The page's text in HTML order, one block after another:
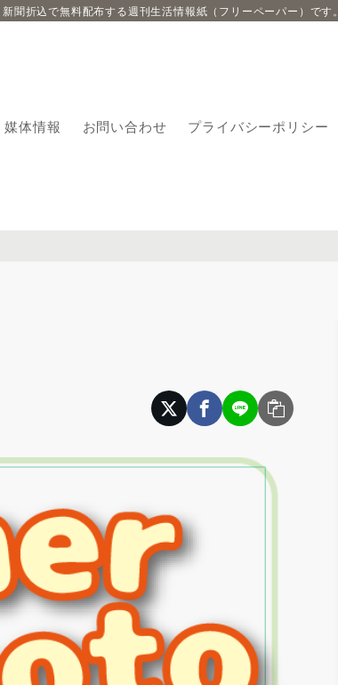
折込で無料配布する週刊生活情報紙（フリーペーパー）です。
媒体情報 お問い合わせ プライバシーポリシー